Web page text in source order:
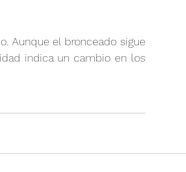
Aunque el bronceado sigue
indica un cambio en los